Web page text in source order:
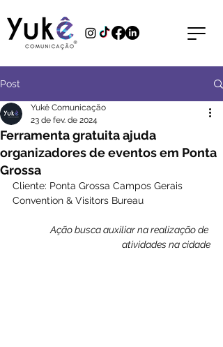
Post
Ferramenta gratuita ajuda
organizadores de eventos em Ponta
Grossa
Yukê Comunicação
23 de fev. de 2024
Cliente: Ponta Grossa Campos Gerais
Convention & Visitors Bureau
Ação busca auxiliar na realização de
atividades na cidade